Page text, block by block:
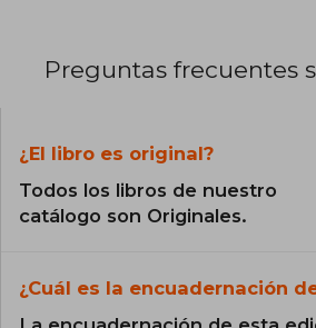
Preguntas frecuentes
¿El libro es original?
Todos los libros de nuestro
catálogo son Originales.
¿Cuál es la encuadernación